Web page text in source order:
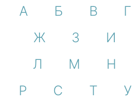
А
Б В Г
Ж
З И
Л
М Н
Р
С Т У